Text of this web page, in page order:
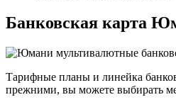
Банковская карта
Тарифные планы и линейка
прежними, вы можете выбирать